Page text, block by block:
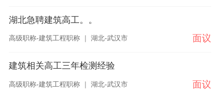
湖北急聘建筑高工。。
高级职称-建筑工程职称 ｜ 湖北-武汉市 面议
建筑相关高工三年检测经验
高级职称-建筑工程职称 ｜ 湖北-武汉市 面议